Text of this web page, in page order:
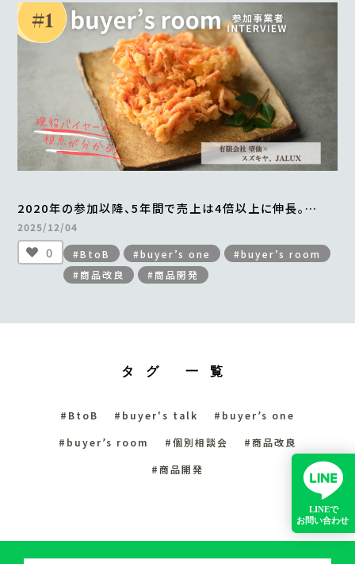
2020年の参加以降、5年間で売上は4倍以上に伸長。
年間最大2万食を販売。
「贅沢桜えびかき揚げ」の成功ストーリー
＜from buyer’s room＞
2025/12/04
0 #BtoB #buyer’s one
#buyer’s room
#商品改良
#商品開発
タグ 一覧
#BtoB #buyer's talk
#buyer’s one
#buyer’s room
#個別相談会
#商品改良
#商品開発